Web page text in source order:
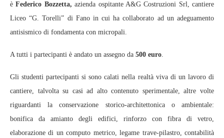
èFederico Bozzetta, azienda ospitante A&G Costruzioni Srl, cantiere
Liceo “G. Torelli” di Fano in cui ha collaborato ad un adeguamento
antisismico di fondamenta con micropali.
A tutti i partecipanti è andato un assegno da 500 euro.
Gli studenti partecipanti si sono calati nella realtà viva di un lavoro di
cantiere, talvolta su casi ad alto contenuto sperimentale, altre volte
riguardanti la conservazione storico-architettonica o ambientale:
bonifica da amianto degli edifici, rinforzo con fibra di vetro,
elaborazione di un computo metrico, legame trave-pilastro, contabilità